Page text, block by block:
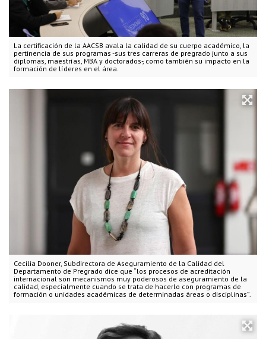
La certificación de la AACSB avala la calidad de su cuerpo académico, la
pertinencia de sus programas -sus tres carreras de pregrado junto a sus
diplomas, maestrías, MBA y doctorados-, como también su impacto en la
formación de líderes en el área.
Cecilia Dooner, Subdirectora de Aseguramiento de la Calidad del
Departamento de Pregrado dice que “los procesos de acreditación
internacional son mecanismos muy poderosos de aseguramiento de la
calidad, especialmente cuando se trata de hacerlo con programas de
formación o unidades académicas de determinadas áreas o disciplinas”.